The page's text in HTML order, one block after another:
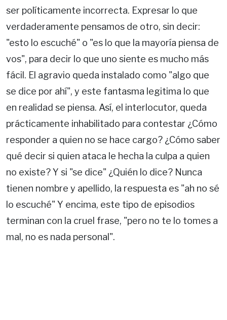
ser políticamente incorrecta. Expresar lo que
verdaderamente pensamos de otro, sin decir:
"esto lo escuché" o "es lo que la mayoría piensa de
vos", para decir lo que uno siente es mucho más
fácil. El agravio queda instalado como "algo que
se dice por ahí", y este fantasma legitima lo que
en realidad se piensa. Así, el interlocutor, queda
prácticamente inhabilitado para contestar ¿Cómo
responder a quien no se hace cargo? ¿Cómo saber
qué decir si quien ataca le hecha la culpa a quien
no existe? Y si "se dice" ¿Quién lo dice? Nunca
tienen nombre y apellido, la respuesta es "ah no sé
lo escuché" Y encima, este tipo de episodios
terminan con la cruel frase, "pero no te lo tomes a
mal, no es nada personal".